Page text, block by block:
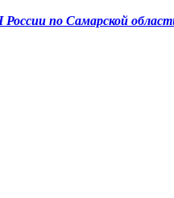
по Самарской